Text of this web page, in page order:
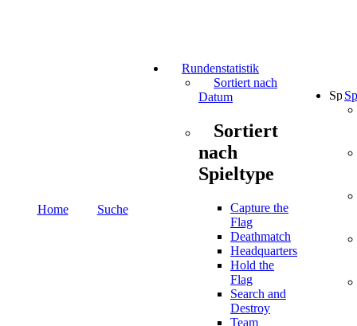
Home Suche
Rundenstatistik
Sortiert nach
Datum
Sortiert
nach
Spieltype
Capture the
Flag
Deathmatch
Headquarters
Hold the
Flag
Search and
Destroy
Team